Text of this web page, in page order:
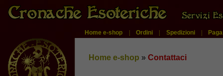
Home e-shop | Ordini | Spedizioni |
Home e-shop » Contattaci